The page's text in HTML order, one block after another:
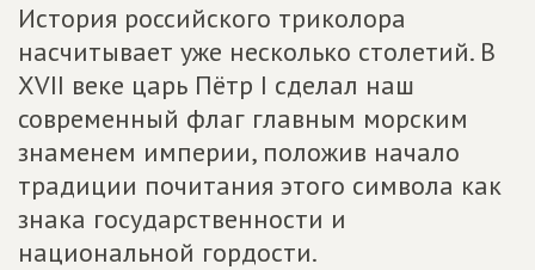
История российского триколора
насчитывает уже несколько столетий. В
XVII веке царь Пётр I сделал наш
современный флаг главным морским
знаменем империи, положив начало
традиции почитания этого символа как
знака государственности и
национальной гордости.